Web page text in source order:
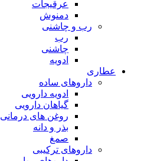
عرقیجات
دمنوش
رب و چاشنی
رب
چاشنی
ادویه
عطاری
داروهای ساده
ادویه دارویی
گیاهان دارویی
روغن های درمانی
بذر و دانه
صمغ
داروهای ترکیبی